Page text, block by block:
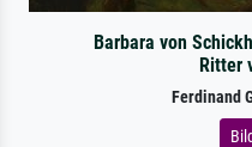
Barbara von
Ritter
Ferdinand